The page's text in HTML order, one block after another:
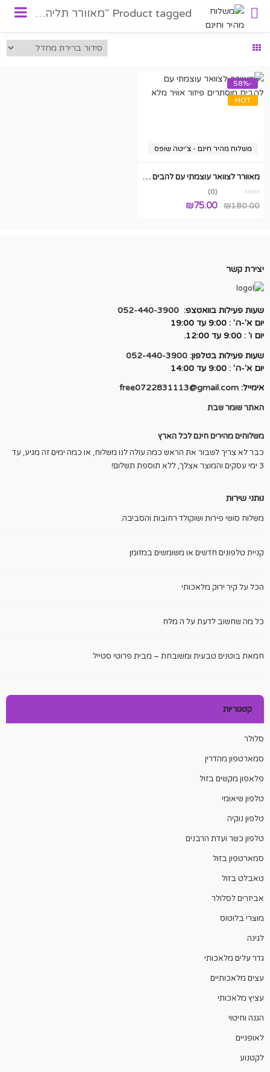
Product tagged "מאוורר תליה לצוואר"
-58%
HOT
משלוח מהיר חינם - צ'יטה שופס
מאוורר לצוואר עוצמתי עם להבים מוסתרים פיזור אוויר מלא
(0)
₪180.00
המחיר₪75.00
יצירת קשר
שעות פעילות בוואטצפ: 052-440-3900
יום א'-ה' : 9:00 עד 19:00
יום ו' : 9:00 עד 12:00.
שעות פעילות בטלפון: 052-440-3900
יום א'-ה' : 9:00 עד 14:00
אימייל: free0722831113@gmail.com
האתר שומר שבת
משלוחים מהירים חינם לכל הארץ
כבר לא צריך לשבור את הראש כמה עולה לנו משלוח, או כמה ימים זה מגיע, עד
3 ימי עסקים והמוצר אצלך, ללא תוספת תשלום!
נותני שירות
משלוח סושי פירות ושוקולד רחובות והסביבה.
קניית טלפונים חדשים או משומשים במזומן
הכל על קיר ירוק מלאכותי
כל מה שחשוב לדעת על ה מלח
חמאת בוטנים טבעית ומשובחת – מבית פרוטי סטייל
קטגוריות
סלולר
סמארטפון מהדרין
פלאפון מקשים בזול
טלפון שיאומי
טלפון נוקיה
טלפון כשר ועדת הרבנים
סמארטפון בזול
טאבלט בזול
אביזרים לסלולר
מוצרי בלוטוס
לגינה
גדר עלים מלאכותי
עצים מלאכותיים
עציץ מלאכותי
הגנה וחיטוי
לאופניים
לקטנוע